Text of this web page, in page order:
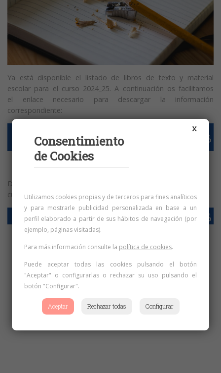
Ya está disponible el listado de libros de texto y material
escolar para el curso 2024_25. A continuación os facilitamos
el enlace necesario para descargar la información
correspondiente:
LIBROS DE TEXTO Y MATERIAL 2024_25 -Todos los
Documentación actualizada del Banco de Recursos para el
curso 2024-2025:
SOLICITUD
X
Consentimiento
de Cookies
Utilizamos cookies propias y de terceros para fines analíticos
y para mostrarle publicidad personalizada en base a un
perfil elaborado a partir de sus hábitos de navegación (por
ejemplo, páginas visitadas).
Para más información consulte la política de cookies.
Puede aceptar todas las cookies pulsando el botón
"Aceptar" o configurarlas o rechazar su uso pulsando el
botón "Configurar".
Aceptar Rechazar todas Configurar